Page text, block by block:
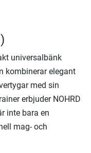
universalbänk
kombinerar elegant
med sin
erbjuder NOHRD
inte bara en
mag- och